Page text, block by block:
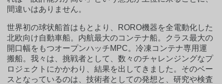
間違いはありません。
世界初の球状船首はもとより、RORO機器を全電動化した
北欧向け自動車船。内航最大のコンテナ船。クラス最大の
開口幅をもつオープンハッチMPC。冷凍コンテナ専用運
搬船。我々は、挑戦者として、数々のチャレンジングなプ
ロジェクトにかかわり、結果を出してきました。そのベー
スとなっているのは、技術者としての発想と、研究や検査